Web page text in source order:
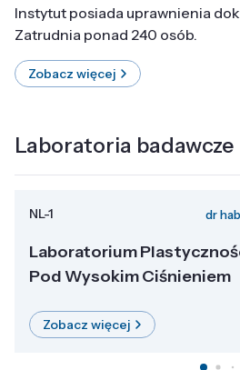
Instytut posiada uprawnienia
Zatrudnia ponad 240 osób.
Zobacz więcej
Laboratoria badawcze
NL-1 dr
Laboratorium
Pod Wysokim Ciśnieniem
Zobacz więcej